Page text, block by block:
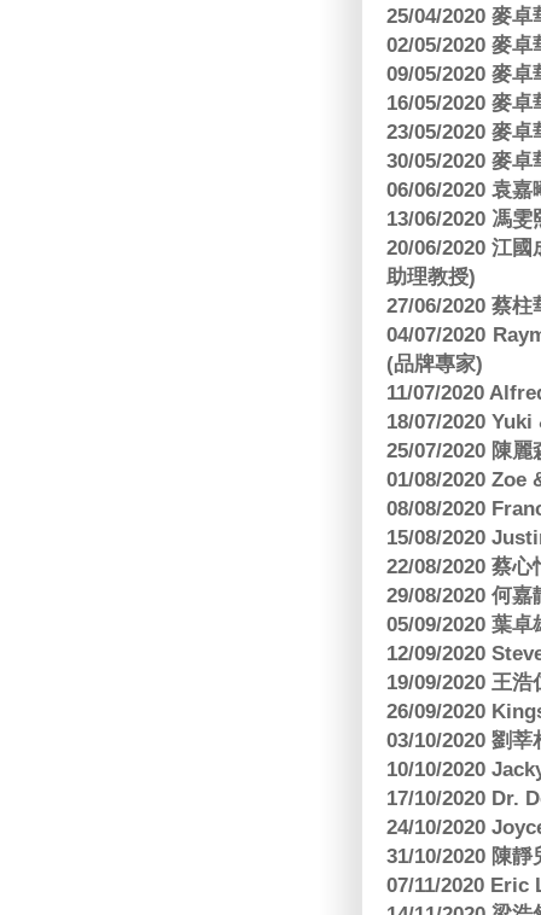
25/04/2020 麥
02/05/2020 麥
09/05/2020 麥
16/05/2020 麥
23/05/2020 麥
30/05/2020 麥
06/06/2020 袁
13/06/2020 馮
20/06/2020 江
助理教授)
27/06/2020 蔡
04/07/2020
(品牌專家)
11/07/2020
18/07/2020
25/07/2020 陳
01/08/2020 Zoe
08/08/2020
15/08/2020
22/08/2020 蔡
29/08/2020 何
05/09/2020 葉
12/09/2020
19/09/2020 王
26/09/2020
03/10/2020 劉
10/10/2020
17/10/2020 Dr.
24/10/2020
31/10/2020 陳
07/11/2020 Eric